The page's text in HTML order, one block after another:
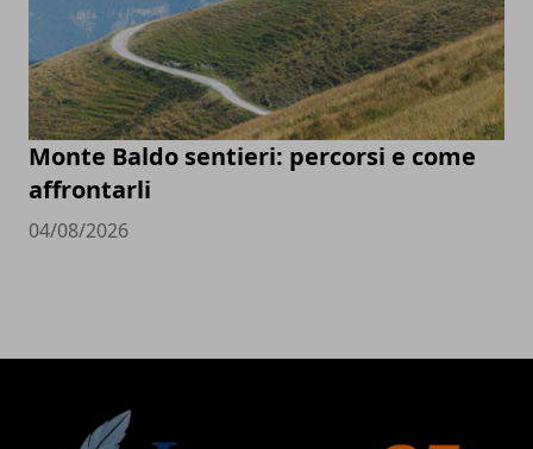
Monte Baldo sentieri: percorsi e come
affrontarli
04/08/2026